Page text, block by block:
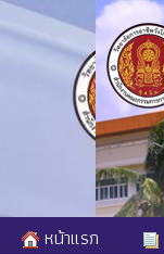
หน้าแรก